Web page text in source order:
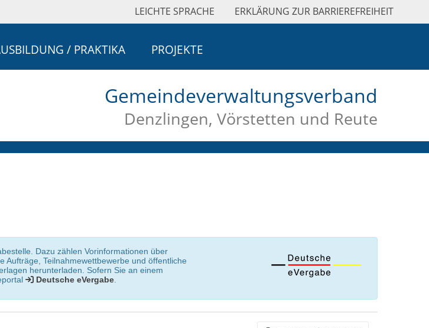
LEICHTE SPRACHE ERKLÄRUNG ZUR BARRIEREFREIHEIT
/ PRAKTIKA PROJEKTE
Gemeindeverwaltungsverband
Denzlingen, Vörstetten und Reute